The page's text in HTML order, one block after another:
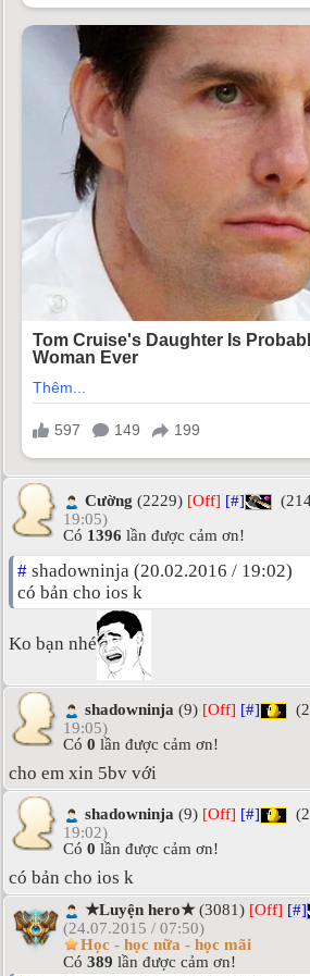
Cường (2229) [Off] [#]
19:05)
Có 1396 lần được cảm ơn!
# shadowninja (20.02.2016 / 19:02)
có bản cho ios k
Ko bạn nhé
shadowninja (9) [Off] [#]
19:05)
Có 0 lần được cảm ơn!
cho em xin 5bv với
shadowninja (9) [Off] [#]
19:02)
Có 0 lần được cảm ơn!
có bản cho ios k
★Luyện hero★(3081) [Off] [#]
(24.07.2015 / 07:50)
Học - học nữa - học mãi
Có 389 lần được cảm ơn!